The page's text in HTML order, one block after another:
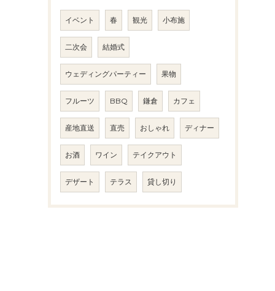
イベント 春 観光 小布施
二次会 結婚式
ウェディングパーティー 果物
フルーツ BBQ 鎌倉 カフェ
産地直送 直売 おしゃれ ディナー
お酒 ワイン テイクアウト
デザート テラス 貸し切り